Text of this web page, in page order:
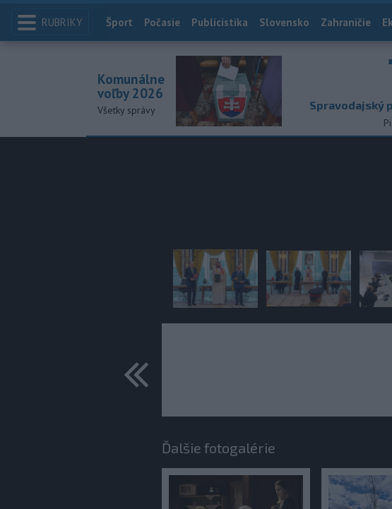
RUBRIKY Index
Šport Počasie Publicistika Slovensko Zahraničie
Spravodajský
Komunálne
voľby 2026
Všetky správy
predchádzajúce
Ďalšie fotogalérie